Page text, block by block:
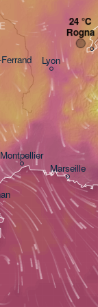
Lyon
Marseille
Montpellier
Rogna